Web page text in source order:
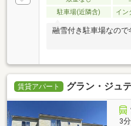
駐車場(近隣含)
イン
融雪付き駐車場なので
賃貸アパート グラン・ジュ
3分